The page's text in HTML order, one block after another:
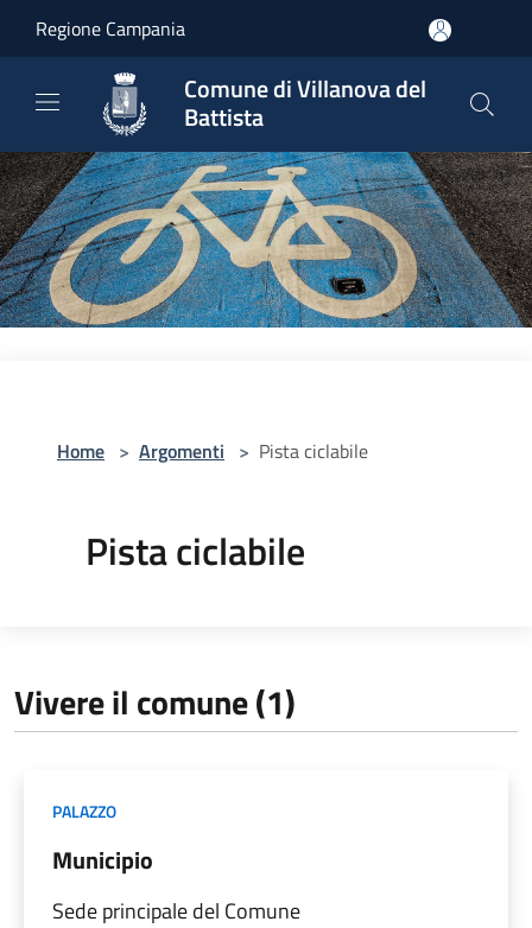
Regione Campania
Comune di Villanova del
Battista
Home > Argomenti > Pista ciclabile
Pista ciclabile
Vivere il comune (1)
PALAZZO
Municipio
Sede principale del Comune